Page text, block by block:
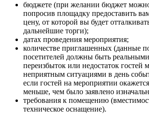
бюджете (при желании бюджет
попросив площадку предоставить
цену, от которой вы будет
дальнейшие торги);
датах проведения мероприятия;
количестве приглашенных (данные
посетителей должны быть
переизбыток или недостаток гостей
неприятным ситуациями в день
если гостей на мероприятии
меньше, чем было заявлено
требования к помещению
техническое оснащение).